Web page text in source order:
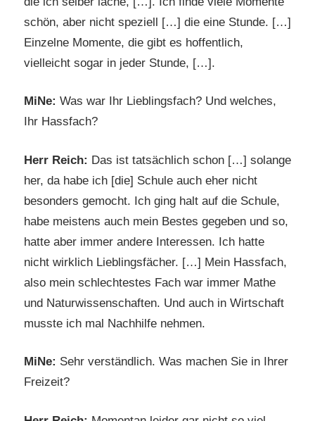
schön, aber nicht speziell […] die eine Stunde. […]
Einzelne Momente, die gibt es hoffentlich,
vielleicht sogar in jeder Stunde, […].
MiNe: Was war Ihr Lieblingsfach? Und welches,
Ihr Hassfach?
Herr Reich: Das ist tatsächlich schon […] solange
her, da habe ich [die] Schule auch eher nicht
besonders gemocht. Ich ging halt auf die Schule,
habe meistens auch mein Bestes gegeben und so,
hatte aber immer andere Interessen. Ich hatte
nicht wirklich Lieblingsfächer. […] Mein Hassfach,
also mein schlechtestes Fach war immer Mathe
und Naturwissenschaften. Und auch in Wirtschaft
musste ich mal Nachhilfe nehmen.
MiNe: Sehr verständlich. Was machen Sie in Ihrer
Freizeit?